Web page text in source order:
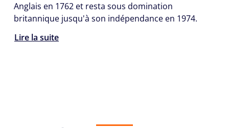
Anglais en 1762 et resta sous domination
britannique jusqu'à son indépendance en 1974.
Lire la suite